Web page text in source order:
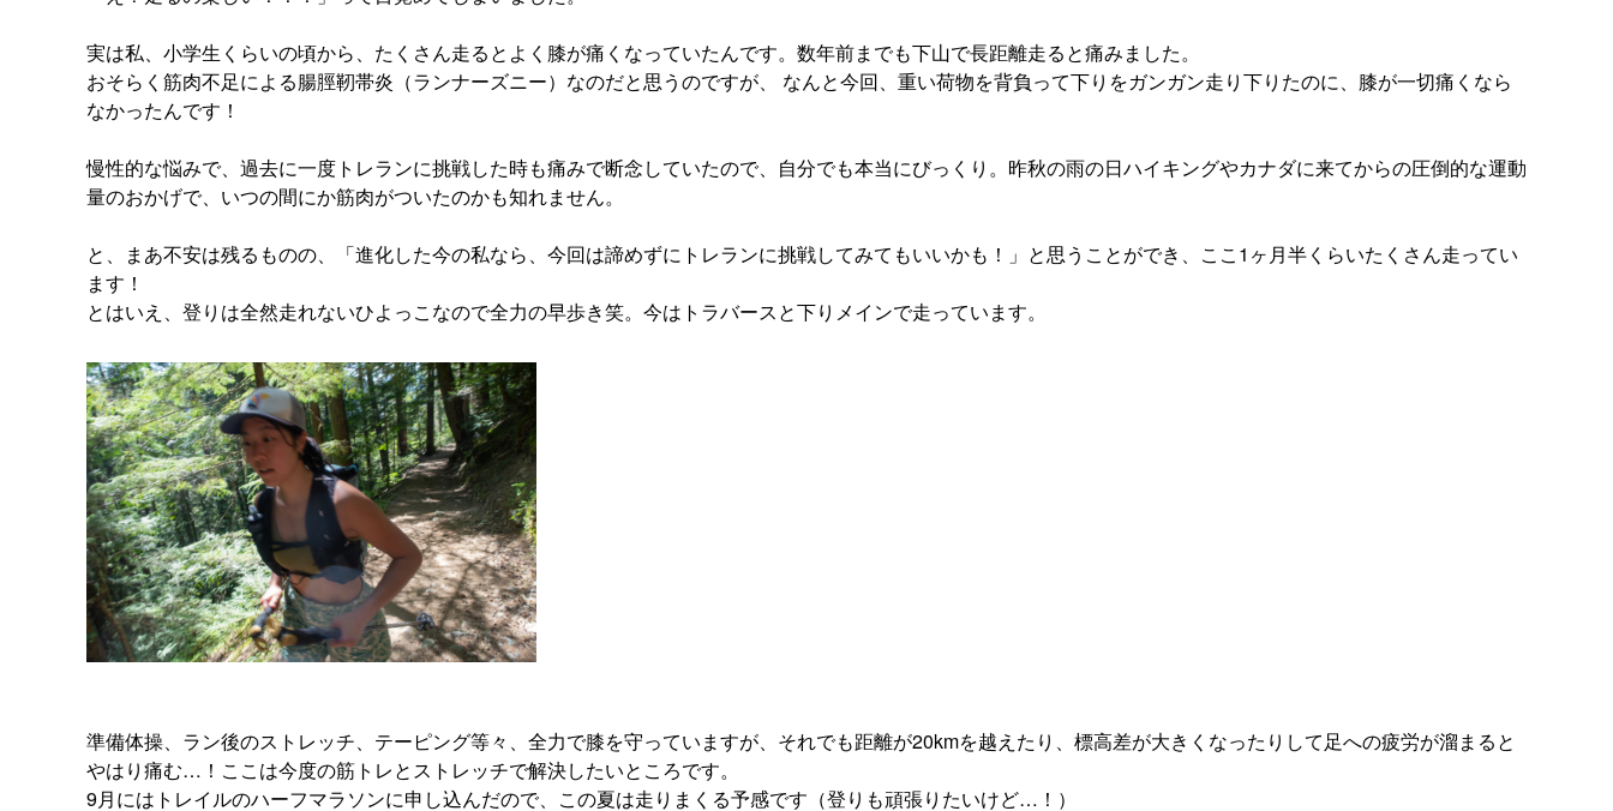
実は私、小学生くらいの頃から、たくさん走るとよく膝が痛くなっていたんです。数年前までも下山で長距離走ると痛みました。
おそらく筋肉不足による腸脛靭帯炎（ランナーズニー）なのだと思うのですが、 なんと今回、重い荷物を背負って下りをガンガン走り下りたのに、膝が一切痛くなら
なかったんです！
慢性的な悩みで、過去に一度トレランに挑戦した時も痛みで断念していたので、自分でも本当にびっくり。昨秋の雨の日ハイキングやカナダに来てからの圧倒的な運動
量のおかげで、いつの間にか筋肉がついたのかも知れません。
と、まあ不安は残るものの、「進化した今の私なら、今回は諦めずにトレランに挑戦してみてもいいかも！」と思うことができ、ここ1ヶ月半くらいたくさん走ってい
ます！
とはいえ、登りは全然走れないひよっこなので全力の早歩き笑。今はトラバースと下りメインで走っています。
準備体操、ラン後のストレッチ、テーピング等々、全力で膝を守っていますが、それでも距離が20kmを越えたり、標高差が大きくなったりして足への疲労が溜まると
やはり痛む…！ここは今度の筋トレとストレッチで解決したいところです。
9月にはトレイルのハーフマラソンに申し込んだので、この夏は走りまくる予感です（登りも頑張りたいけど…！）